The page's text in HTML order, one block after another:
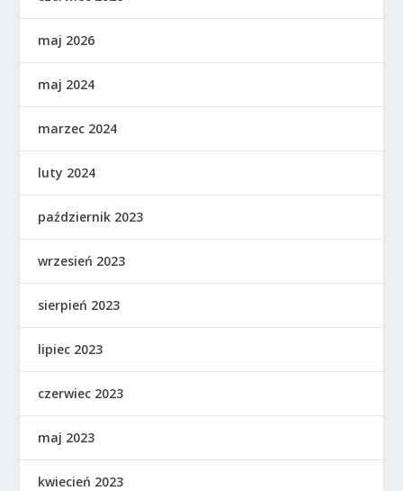
maj 2026
maj 2024
marzec 2024
luty 2024
październik 2023
wrzesień 2023
sierpień 2023
lipiec 2023
czerwiec 2023
maj 2023
kwiecień 2023